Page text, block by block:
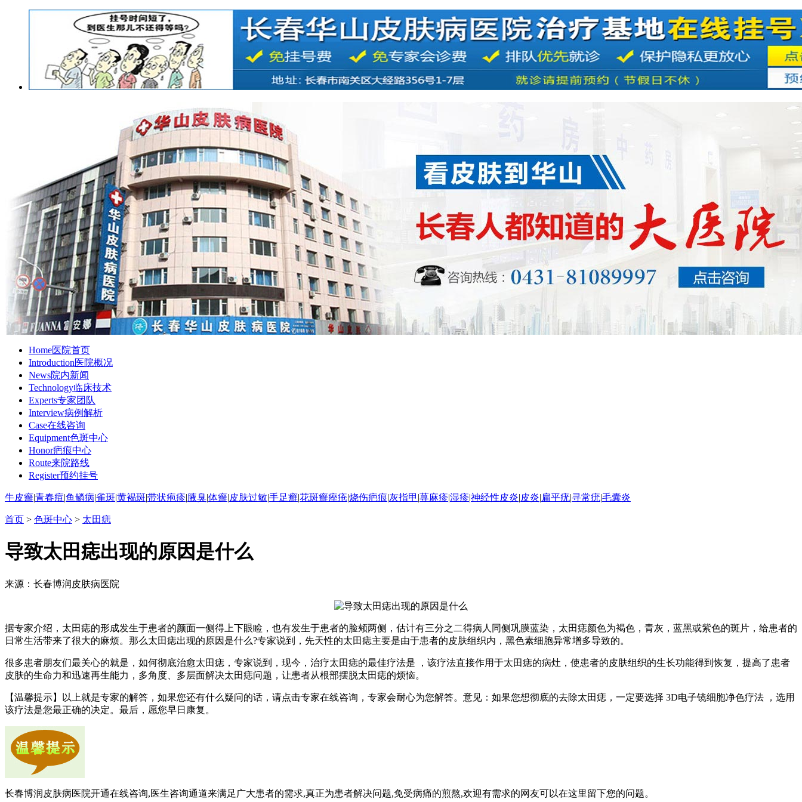
Home医院首页
Introduction医院概况
News院内新闻
Technology临床技术
Experts专家团队
Interview病例解析
Case在线咨询
Equipment色斑中心
Honor疤痕中心
Route来院路线
Register预约挂号
牛皮癣|青春痘|鱼鳞病|雀斑|黄褐斑|带状疱疹|腋臭|体癣|皮肤过敏|手足癣|花斑癣痤疮|烧伤疤痕|灰指甲 |荨麻疹|湿疹|神经性皮炎|皮炎|扁平疣|寻常疣|毛囊炎
首页 > 色斑中心 > 太田痣
导致太田痣出现的原因是什么
来源：长春博润皮肤病医院
据专家介绍，太田痣的形成发生于患者的颜面一侧得上下眼睑，也有发生于患者的脸颊两侧，估计有三分之二得病人同侧巩膜蓝染，太田痣颜色为褐色，青灰，蓝黑或紫色的斑片，给患者的
日常生活带来了很大的麻烦。那么太田痣出现的原因是什么?专家说到，先天性的太田痣主要是由于患者的皮肤组织内，黑色素细胞异常增多导致的。
很多患者朋友们最关心的就是，如何彻底治愈太田痣，专家说到，现今，治疗太田痣的最佳疗法是 ，该疗法直接作用于太田痣的病灶，使患者的皮肤组织的生长功能得到恢复，提高了患者
皮肤的生命力和迅速再生能力，多角度、多层面解决太田痣问题，让患者从根部摆脱太田痣的烦恼。
【温馨提示】以上就是专家的解答，如果您还有什么疑问的话，请点击专家在线咨询，专家会耐心为您解答。意见：如果您想彻底的去除太田痣，一定要选择 3D电子镜细胞净色疗法 ，选用
该疗法是您最正确的决定。最后，愿您早日康复。
长春博润皮肤病医院开通在线咨询,医生咨询通道来满足广大患者的需求,真正为患者解决问题,免受病痛的煎熬,欢迎有需求的网友可以在这里留下您的问题。